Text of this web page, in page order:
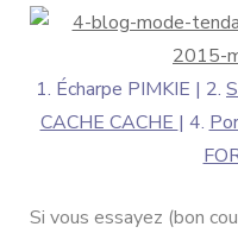
1. Écharpe PIMKIE | 2.
CACHE CACHE | 4.
Si vous essayez (bon